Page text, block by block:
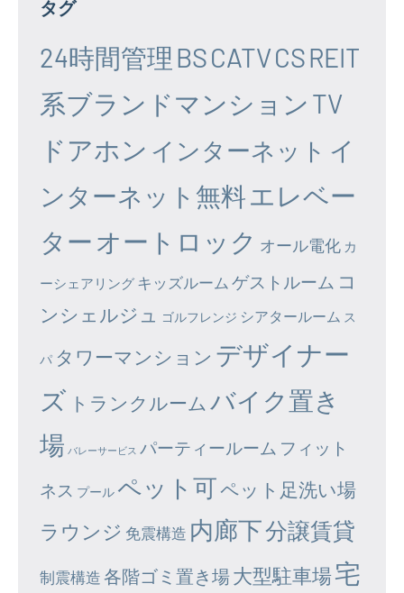
タグ
24時間管理 BSCATVCSREIT
系ブランドマンション TV
ドアホン インターネット イ
ンターネット無料エレベー
ター オートロック オール電化 カ
ーシェアリング キッズルーム ゲストルーム コ
ンシェルジュ
ゴルフレンジ シアタールーム ス
パ タワーマンション デザイナー
ズ トランクルーム バイク置き
場 バレーサービス パーティールーム フィット
ネス プール ペット可ペット足洗い場
ラウンジ 免震構造 内廊下分譲賃貸
制震構造 各階ゴミ置き場大型駐車場宅